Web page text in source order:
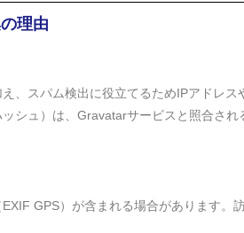
理由
、スパム検出に役立てるためIPアドレス
シュ）は、Gravatarサービスと照合され
GPS）が含まれる場合があります。